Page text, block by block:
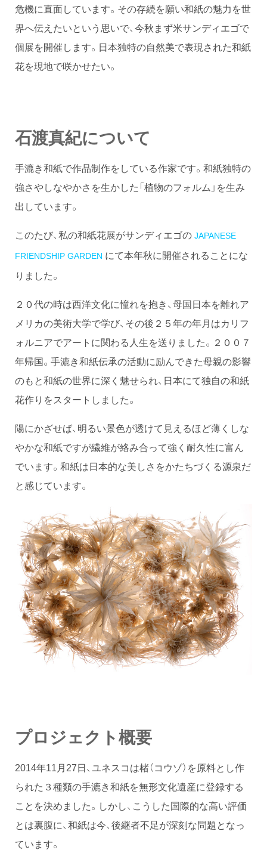
危機に直面しています。その存続を願い和紙の魅力を世
界へ伝えたいという思いで、今秋まず米サンディエゴで
個展を開催します。日本独特の自然美で表現された和紙
花を現地で咲かせたい。
石渡真紀について
手漉き和紙で作品制作をしている作家です。和紙独特の
強さやしなやかさを生かした「植物のフォルム」を生み
出しています。
このたび、私の和紙花展がサンディエゴの JAPANESE
FRIENDSHIP GARDEN にて本年秋に開催されることにな
りました。
２０代の時は西洋文化に憧れを抱き、母国日本を離れア
メリカの美術大学で学び、その後２５年の年月はカリフ
ォルニアでアートに関わる人生を送りました。２００７
年帰国。手漉き和紙伝承の活動に励んできた母親の影響
のもと和紙の世界に深く魅せられ、日本にて独自の和紙
花作りをスタートしました。
陽にかざせば、明るい景色が透けて見えるほど薄くしな
やかな和紙ですが繊維が絡み合って強く耐久性に富ん
でいます。和紙は日本的な美しさをかたちづくる源泉だ
と感じています。
プロジェクト概要
2014年11月27日、ユネスコは楮（コウゾ）を原料とし作
られた３種類の手漉き和紙を無形文化遺産に登録する
ことを決めました。しかし、こうした国際的な高い評価
とは裏腹に、和紙は今、後継者不足が深刻な問題となっ
ています。